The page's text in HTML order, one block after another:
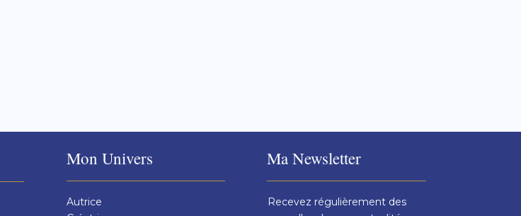
Mon Univers
Autrice
Ma Newsletter
Recevez régulièrement des